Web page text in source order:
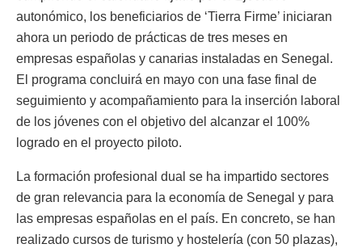
autonómico, los beneficiarios de ‘Tierra Firme’ iniciaran
ahora un periodo de prácticas de tres meses en
empresas españolas y canarias instaladas en Senegal.
El programa concluirá en mayo con una fase final de
seguimiento y acompañamiento para la inserción laboral
de los jóvenes con el objetivo del alcanzar el 100%
logrado en el proyecto piloto.
La formación profesional dual se ha impartido sectores
de gran relevancia para la economía de Senegal y para
las empresas españolas en el país. En concreto, se han
realizado cursos de turismo y hostelería (con 50 plazas),